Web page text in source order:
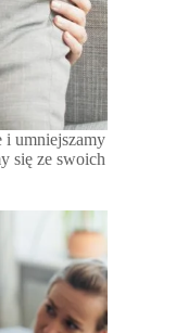
i umniejszamy
się ze swoich